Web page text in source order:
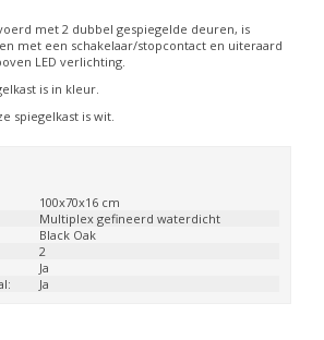
met 2 dubbel gespiegelde deuren, is
met een schakelaar/stopcontact en uiteraard
LED verlichting.
is in kleur.
spiegelkast is wit.
100x70x16 cm
Multiplex gefineerd waterdicht
Black Oak
2
Ja
Ja